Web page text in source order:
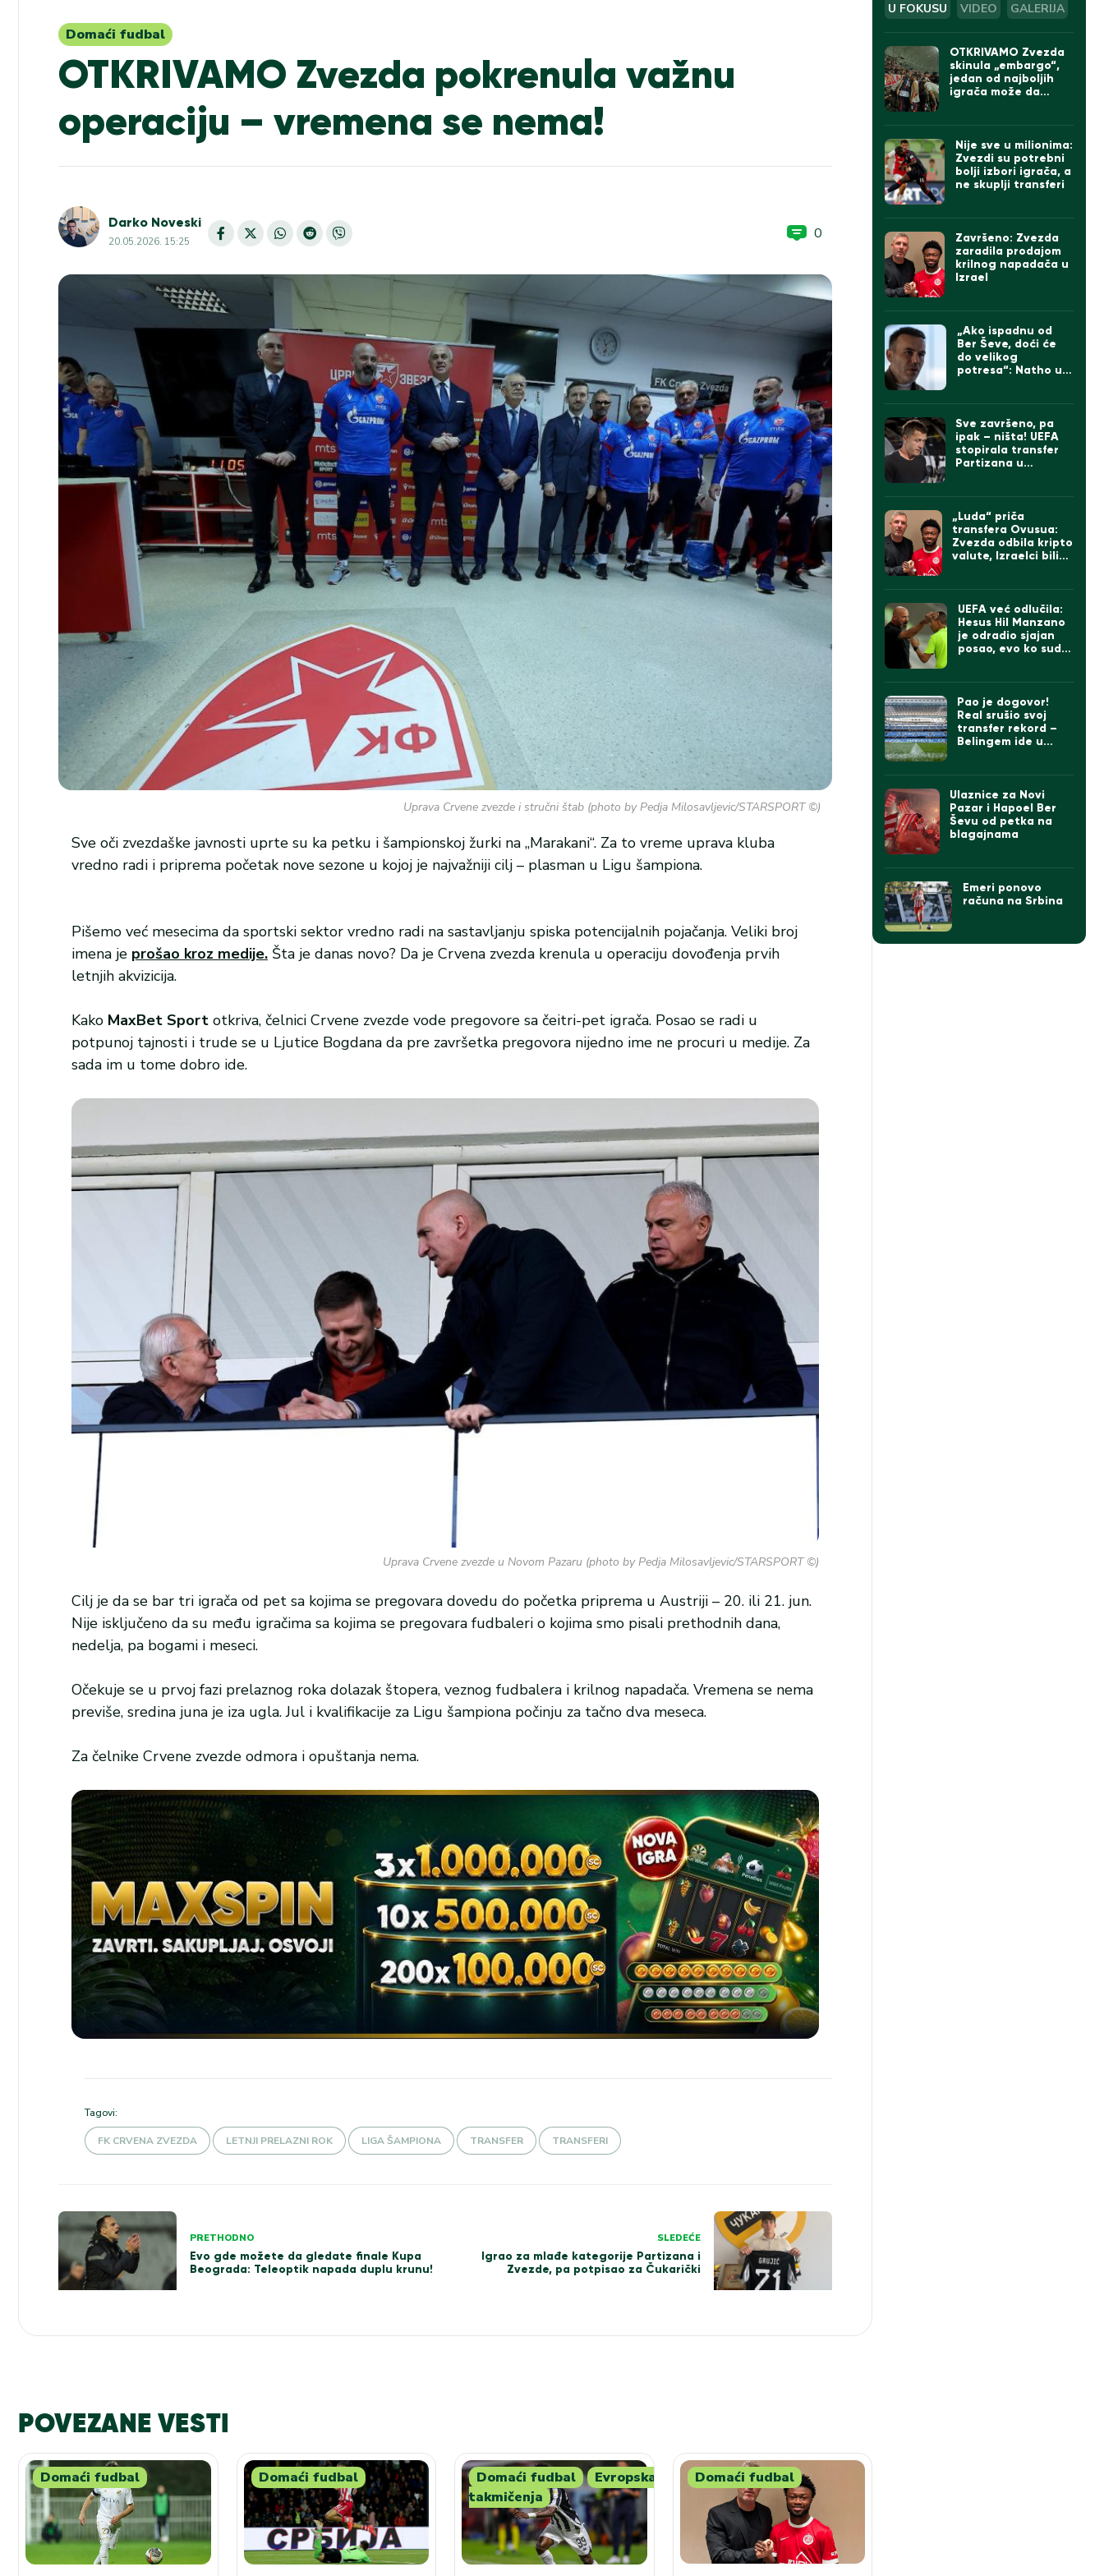
Domaći fudbal
OTKRIVAMO Zvezda pokrenula važnu
operaciju – vremena se nema!
Darko Noveski
20.05.2026. 15:25 0
Uprava Crvene zvezde i stručni štab (photo by Pedja Milosavljevic/STARSPORT ©)
Sve oči zvezdaške javnosti uprte su ka petku i šampionskoj žurki na „Marakani“. Za to vreme uprava kluba
vredno radi i priprema početak nove sezone u kojoj je najvažniji cilj – plasman u Ligu šampiona.
Pišemo već mesecima da sportski sektor vredno radi na sastavljanju spiska potencijalnih pojačanja. Veliki broj
imena je prošao kroz medije. Šta je danas novo? Da je Crvena zvezda krenula u operaciju dovođenja prvih
letnjih akvizicija.
Kako MaxBet Sport otkriva, čelnici Crvene zvezde vode pregovore sa čeitri-pet igrača. Posao se radi u
potpunoj tajnosti i trude se u Ljutice Bogdana da pre završetka pregovora nijedno ime ne procuri u medije. Za
sada im u tome dobro ide.
Uprava Crvene zvezde u Novom Pazaru (photo by Pedja Milosavljevic/STARSPORT ©)
Cilj je da se bar tri igrača od pet sa kojima se pregovara dovedu do početka priprema u Austriji – 20. ili 21. jun.
Nije isključeno da su među igračima sa kojima se pregovara fudbaleri o kojima smo pisali prethodnih dana,
nedelja, pa bogami i meseci.
Očekuje se u prvoj fazi prelaznog roka dolazak štopera, veznog fudbalera i krilnog napadača. Vremena se nema
previše, sredina juna je iza ugla. Jul i kvalifikacije za Ligu šampiona počinju za tačno dva meseca.
Za čelnike Crvene zvezde odmora i opuštanja nema.
Tagovi:
FK CRVENA ZVEZDA LETNJI PRELAZNI ROK LIGA ŠAMPIONA TRANSFER TRANSFERI
Kretanje
članka
PRETHODNO
Evo gde možete da gledate finale Kupa
Beograda: Teleoptik napada duplu krunu!
SLEDEĆE
Igrao za mlađe kategorije Partizana i
Zvezde, pa potpisao za Čukarički
POVEZANE VESTI
Domaći fudbal Domaći fudbal Domaći fudbal
Evropska
takmičenja
Domaći fudbal
U FOKUSU VIDEO GALERIJA
OTKRIVAMO Zvezda
skinula „embargo“,
jedan od najboljih
igrača može da
Nije sve u milionima:
Zvezdi su potrebni
bolji izbori igrača, a
ne skuplji transferi
Završeno: Zvezda
zaradila prodajom
krilnog napadača u
Izrael
„Ako ispadnu od
Ber Ševe, doći će
do velikog
potresa“: Natho u
Sve završeno, pa
ipak – ništa! UEFA
stopirala transfer
Partizana u
„Luda“ priča
transfera Ovusua:
Zvezda odbila kripto
valute, Izraelci bili
UEFA već odlučila:
Hesus Hil Manzano
je odradio sjajan
posao, evo ko sudi
Pao je dogovor!
Real srušio svoj
transfer rekord –
Belingem ide u
Ulaznice za Novi
Pazar i Hapoel Ber
Ševu od petka na
blagajnama
Emeri ponovo
računa na Srbina